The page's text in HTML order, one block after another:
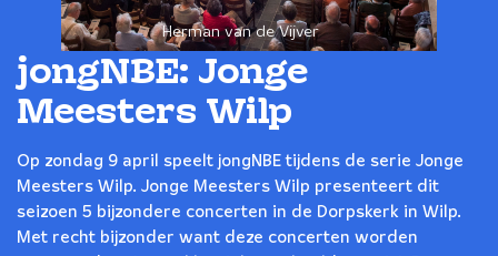
Herman van de Vijver
jongNBE: Jonge
Meesters Wilp
Op zondag 9 april speelt jongNBE tijdens de serie Jonge
Meesters Wilp. Jonge Meesters Wilp presenteert dit
seizoen 5 bijzondere concerten in de Dorpskerk in Wilp.
Met recht bijzonder want deze concerten worden